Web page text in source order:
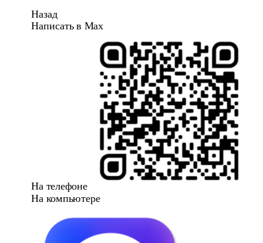
Назад
Написать в Max
На телефоне
На компьютере